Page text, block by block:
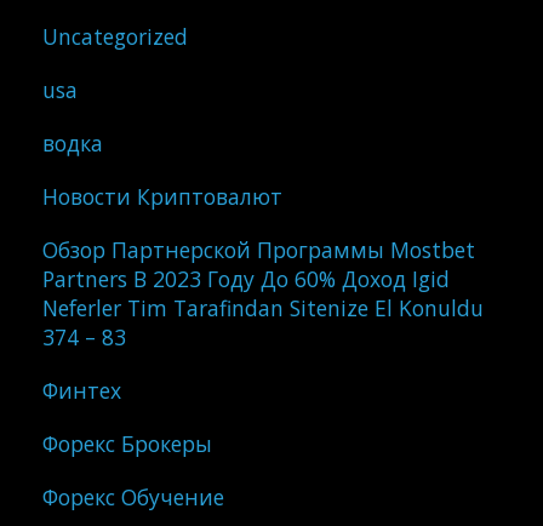
Uncategorized
usa
водка
Новости Криптовалют
Обзор Партнерской Программы Mostbet
Partners В 2023 Году До 60% Доход Igid
Neferler Tim Tarafindan Sitenize El Konuldu
374 – 83
Финтех
Форекс Брокеры
Форекс Обучение